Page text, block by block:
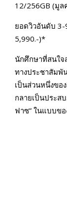
12/256GB (มูล
ยอดวิวอันดับ 3-
5,990.-)*
นักศึกษาที่สนใจ
ทางประชาสัมพั
เป็นส่วนหนึ่งขอ
กลายเป็นประส
ฟาซ” ในแบบข